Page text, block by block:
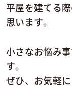
平屋を建てる
思います。
小さなお悩み
す。
ぜひ、お気軽